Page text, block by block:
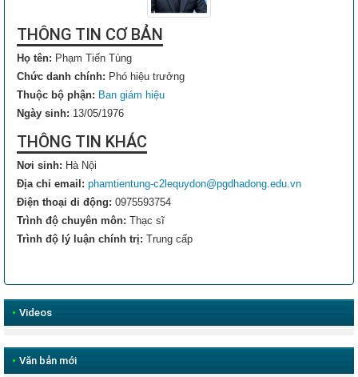
THÔNG TIN CƠ BẢN
Họ tên: Phạm Tiến Tùng
Chức danh chính: Phó hiệu trưởng
Thuộc bộ phận: Ban giám hiệu
Ngày sinh: 13/05/1976
THÔNG TIN KHÁC
Nơi sinh: Hà Nội
Địa chỉ email: phamtientung-c2lequydon@pgdhadong.edu.vn
Điện thoại di động: 0975593754
Trình độ chuyên môn: Thạc sĩ
Trình độ lý luận chính trị: Trung cấp
• Videos
• Văn bản mới